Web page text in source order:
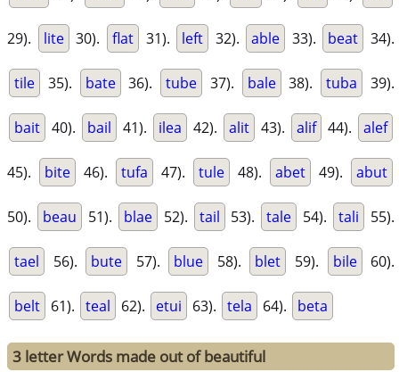
29). lite 30). flat 31). left 32). able 33). beat 34).
tile 35). bate 36). tube 37). bale 38). tuba 39).
bait 40). bail 41). ilea 42). alit 43). alif 44). alef
45). bite 46). tufa 47). tule 48). abet 49). abut
50). beau 51). blae 52). tail 53). tale 54). tali 55).
tael 56). bute 57). blue 58). blet 59). bile 60).
belt 61). teal 62). etui 63). tela 64). beta
3 letter Words made out of beautiful